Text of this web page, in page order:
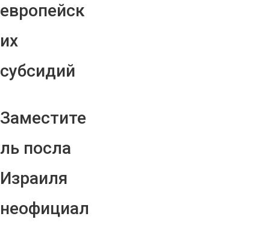
европейск
их
субсидий
Заместите
ль посла
Израиля
неофициал